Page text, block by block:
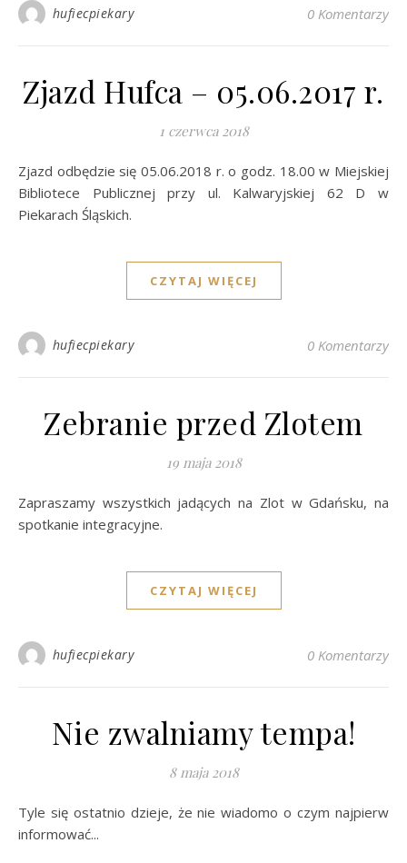
hufiecpiekary 0 Komentarzy
Zjazd Hufca – 05.06.2017 r.
1 czerwca 2018
Zjazd odbędzie się 05.06.2018 r. o godz. 18.00 w Miejskiej
Bibliotece Publicznej przy ul. Kalwaryjskiej 62 D w
Piekarach Śląskich.
CZYTAJ WIĘCEJ
hufiecpiekary 0 Komentarzy
Zebranie przed Zlotem
19 maja 2018
Zapraszamy wszystkich jadących na Zlot w Gdańsku, na
spotkanie integracyjne.
CZYTAJ WIĘCEJ
hufiecpiekary 0 Komentarzy
Nie zwalniamy tempa!
8 maja 2018
Tyle się ostatnio dzieje, że nie wiadomo o czym najpierw
informować...